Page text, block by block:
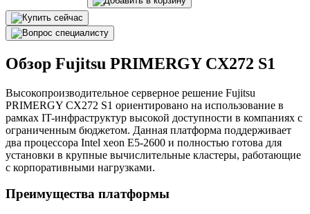
Обзор Fujitsu PRIMERGY CX272 S1
Высокопроизводительное серверное решение Fujitsu
PRIMERGY CX272 S1 ориентировано на использование в
рамках IT-инфраструктур высокой доступности в компаниях с
ограниченным бюджетом. Данная платформа поддерживает
два процессора Intel xeon E5-2600 и полностью готова для
установки в крупные вычислительные кластеры, работающие
с корпоративными нагрузками.
Преимущества платформы